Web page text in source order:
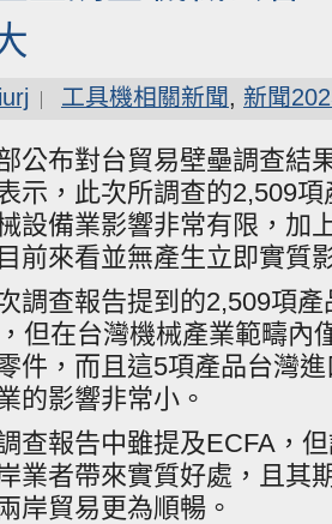
liurj 工具機相關新聞, 新聞
公布對台貿易壁壘調查結
示，此次所調查的2,509
設備業影響非常有限，加
前來看並無產生立即實質
調查報告提到的2,509項
但在台灣機械產業範疇內
件，而且這5項產品台灣
的影響非常小。
查報告中雖提及ECFA，
業者帶來實質好處，且其
岸貿易更為順暢。